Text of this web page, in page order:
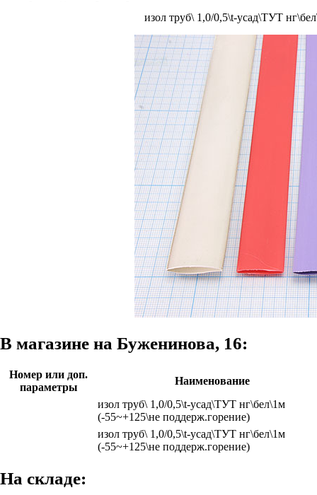
изол труб\ 1,0/0,5\t-усад\ТУТ
В магазине на Буженинова, 16:
Номер или доп.
параметры
Наименование
изол труб\ 1,0/0,5\t-усад\ТУТ нг\бел\1м
(-55~+125\не поддерж.горение)
изол труб\ 1,0/0,5\t-усад\ТУТ нг\бел\1м
(-55~+125\не поддерж.горение)
На складе: